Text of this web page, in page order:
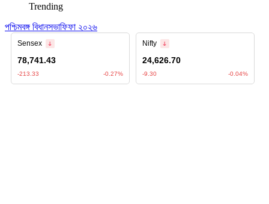
Trending
পশ্চিমবঙ্গ বিধানসভাফিফা ২০২৬